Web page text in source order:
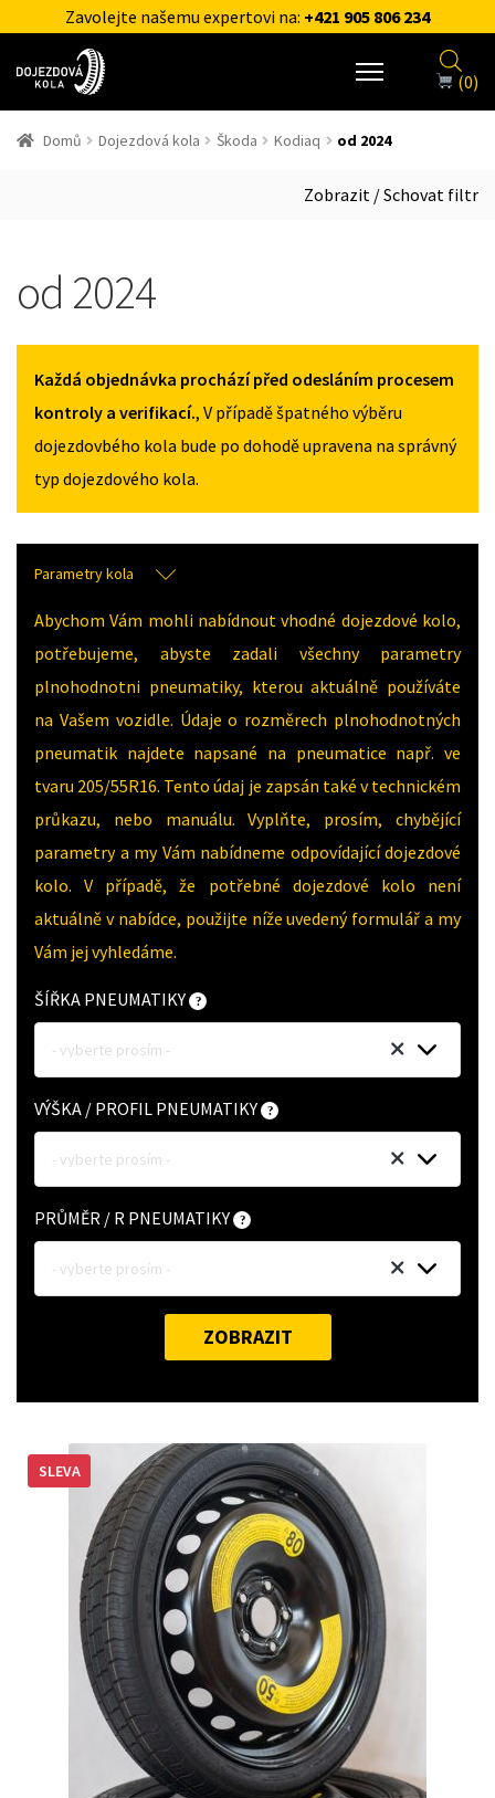
Zavolejte našemu expertovi na: +421 905 806 234
(0)
Domů Dojezdová kola Škoda Kodiaq od 2024
Zobrazit / Schovat filtr
od 2024
Každá objednávka prochází před odesláním procesem
kontroly a verifikací., V případě špatného výběru
dojezdovbého kola bude po dohodě upravena na správný
typ dojezdového kola.
Parametry kola
Abychom Vám mohli nabídnout vhodné dojezdové kolo,
potřebujeme, abyste zadali všechny parametry
plnohodnotni pneumatiky, kterou aktuálně používáte
na Vašem vozidle. Údaje o rozměrech plnohodnotných
pneumatik najdete napsané na pneumatice např. ve
tvaru 205/55R16. Tento údaj je zapsán také v technickém
průkazu, nebo manuálu. Vyplňte, prosím, chybějící
parametry a my Vám nabídneme odpovídající dojezdové
kolo. V případě, že potřebné dojezdové kolo není
aktuálně v nabídce, použijte níže uvedený formulář a my
Vám jej vyhledáme.
ŠÍŘKA PNEUMATIKY
- vyberte prosím -
VÝŠKA / PROFIL PNEUMATIKY
- vyberte prosím -
PRŮMĚR / R PNEUMATIKY
- vyberte prosím -
ZOBRAZIT
SLEVA